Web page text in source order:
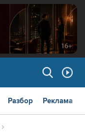
Разбор Реклама